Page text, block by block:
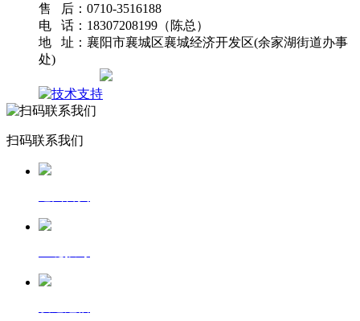
售 后：0710-3516188
电 话：18307208199（陈总）
地 址：襄阳市襄城区襄城经济开发区(余家湖街道办事
处)
扫码联系我们